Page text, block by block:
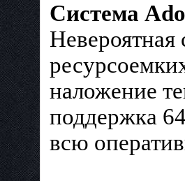
Система
наложение
поддержка
всю